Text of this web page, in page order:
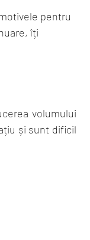
pentru
îți
volumului
și sunt dificil